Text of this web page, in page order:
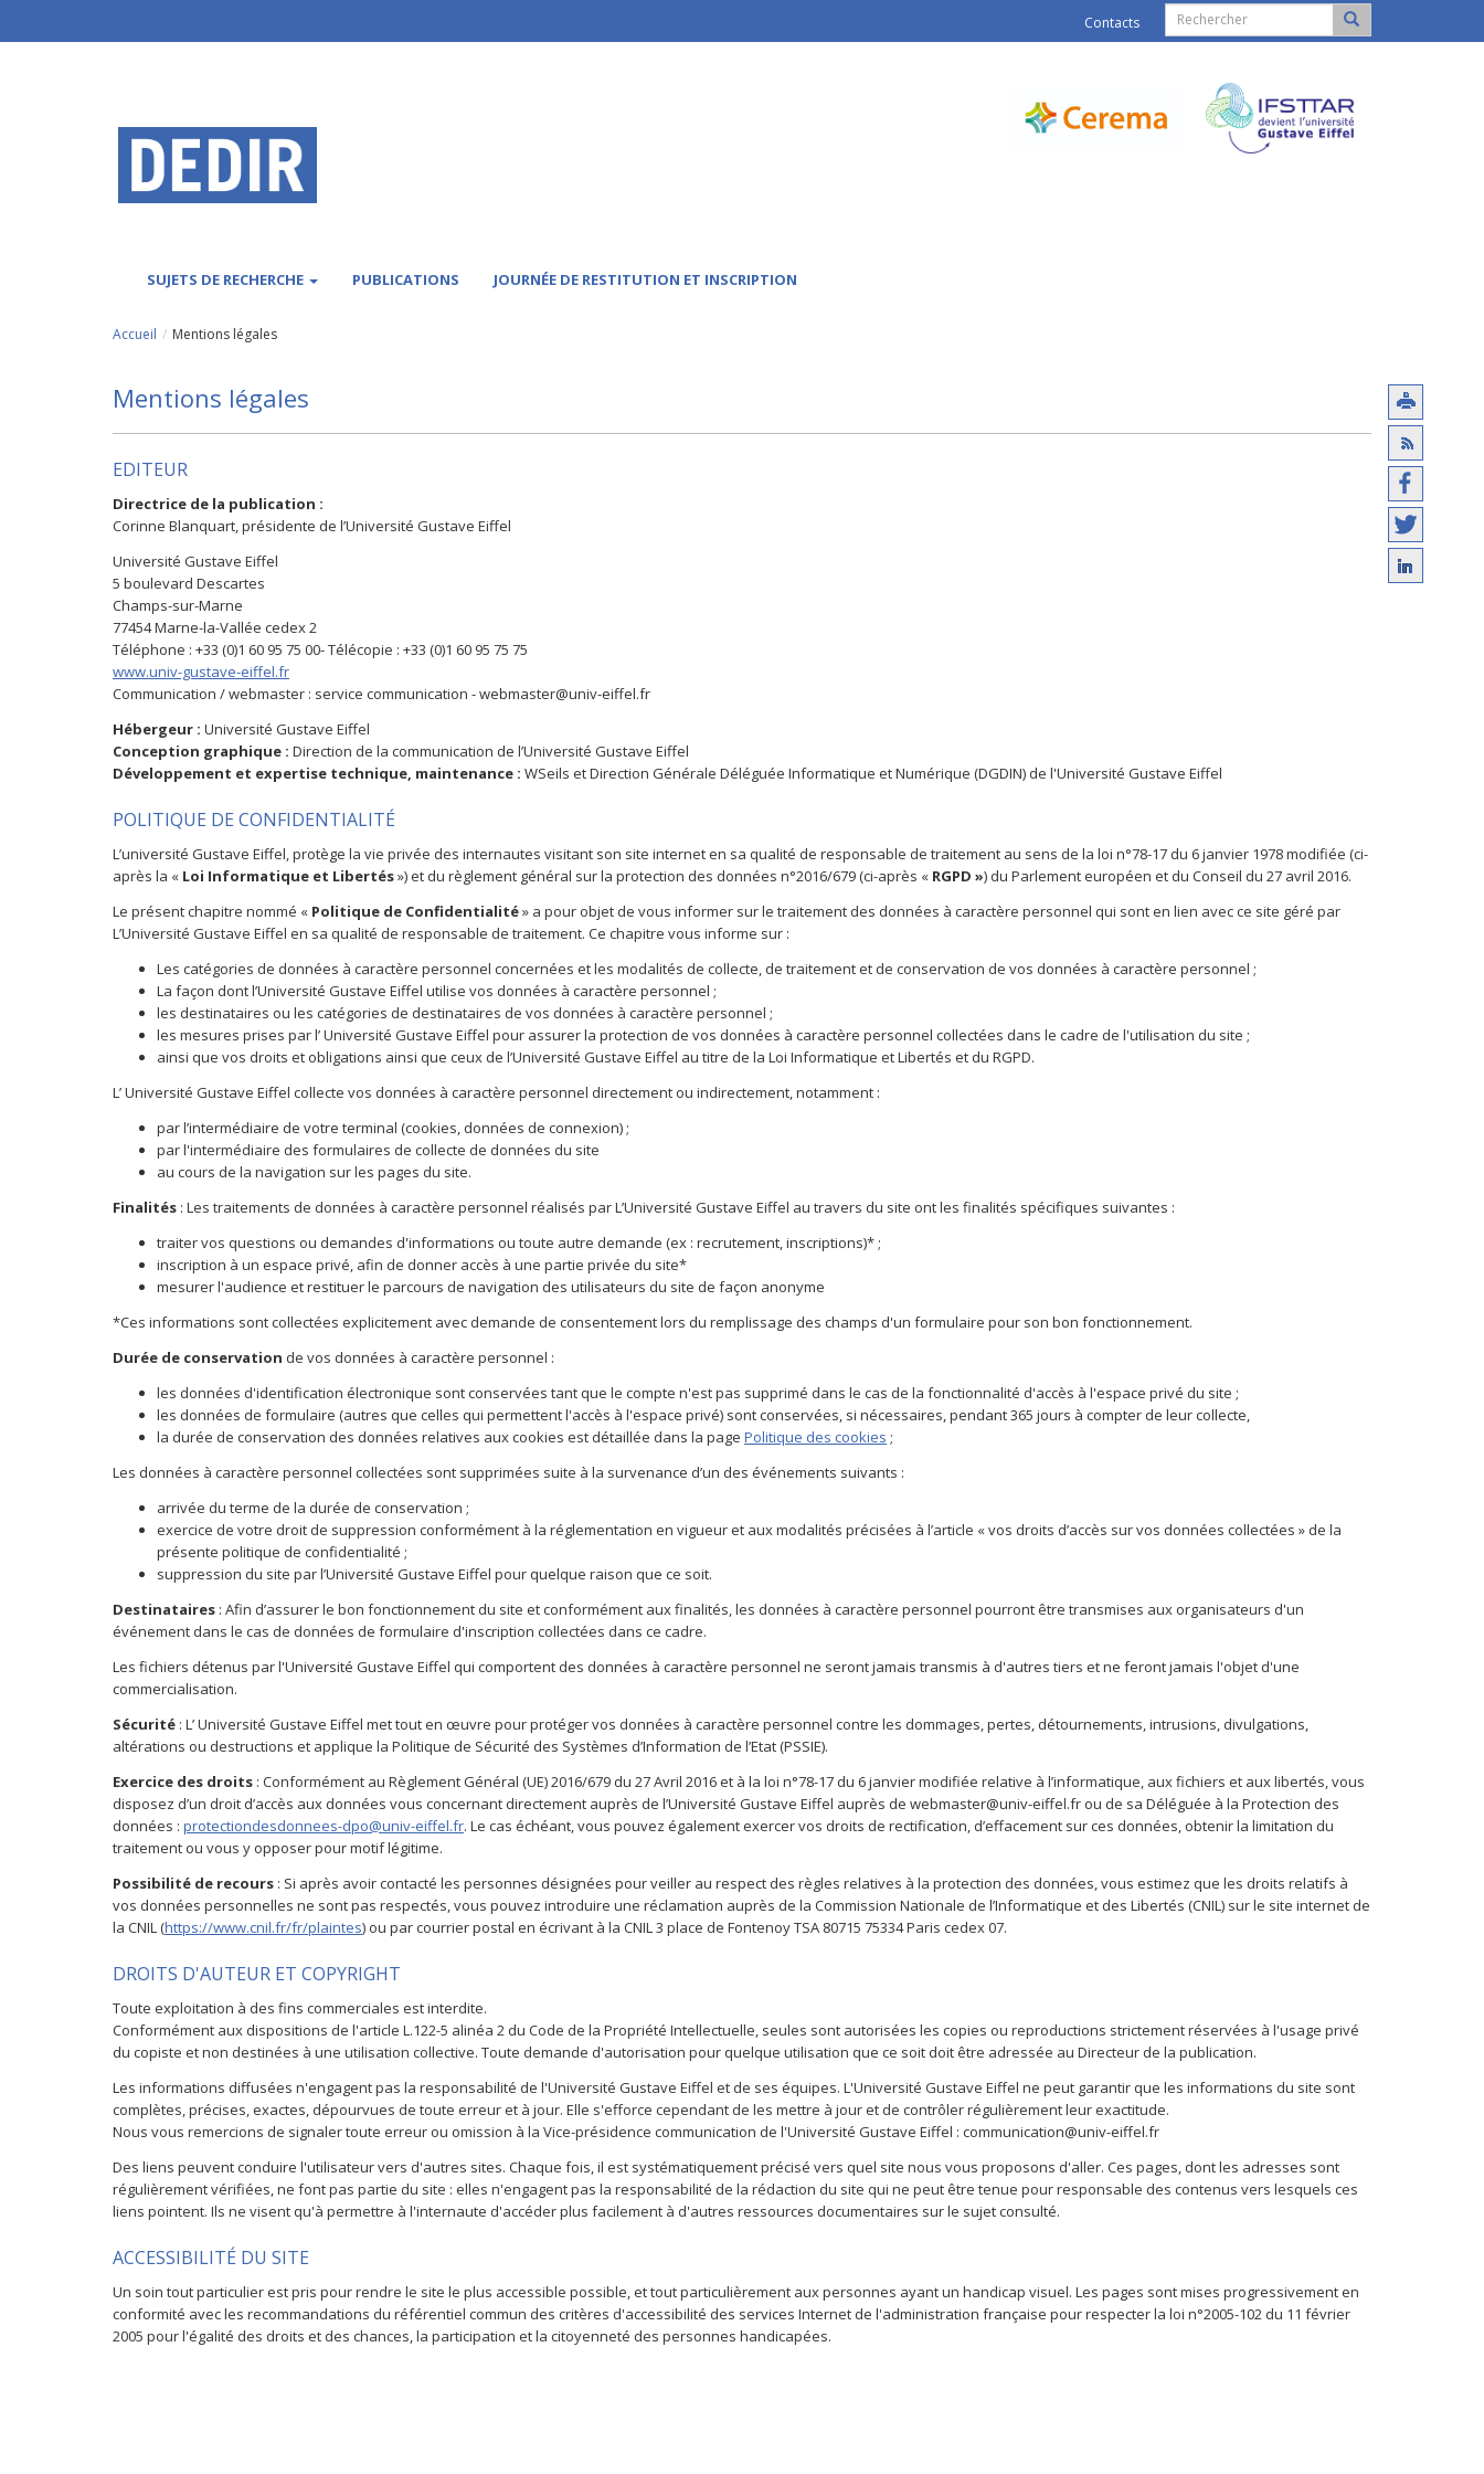
Contacts
SUJETS DE RECHERCHE PUBLICATIONS JOURNÉE DE RESTITUTION ET INSCRIPTION
Accueil Mentions légales
Mentions légales
EDITEUR
Directrice de la publication :
Corinne Blanquart, présidente de l’Université Gustave Eiffel
Université Gustave Eiffel
5 boulevard Descartes
Champs-sur-Marne
77454 Marne-la-Vallée cedex 2
Téléphone : +33 (0)1 60 95 75 00- Télécopie : +33 (0)1 60 95 75 75
www.univ-gustave-eiffel.fr
Communication / webmaster : service communication - webmaster@univ-eiffel.fr
Hébergeur : Université Gustave Eiffel
Conception graphique : Direction de la communication de l’Université Gustave Eiffel
Développement et expertise technique, maintenance : WSeils et Direction Générale Déléguée Informatique et Numérique (DGDIN) de l'Université Gustave Eiffel
POLITIQUE DE CONFIDENTIALITÉ
L’université Gustave Eiffel, protège la vie privée des internautes visitant son site internet en sa qualité de responsable de traitement au sens de la loi n°78-17 du 6 janvier 1978 modifiée (ci-
après la « Loi Informatique et Libertés») et du règlement général sur la protection des données n°2016/679 (ci-après « RGPD ») du Parlement européen et du Conseil du 27 avril 2016.
Le présent chapitre nommé « Politique de Confidentialité» a pour objet de vous informer sur le traitement des données à caractère personnel qui sont en lien avec ce site géré par
L’Université Gustave Eiffel en sa qualité de responsable de traitement. Ce chapitre vous informe sur :
Les catégories de données à caractère personnel concernées et les modalités de collecte, de traitement et de conservation de vos données à caractère personnel ;
La façon dont l’Université Gustave Eiffel utilise vos données à caractère personnel ;
les destinataires ou les catégories de destinataires de vos données à caractère personnel ;
les mesures prises par l’ Université Gustave Eiffel pour assurer la protection de vos données à caractère personnel collectées dans le cadre de l'utilisation du site ;
ainsi que vos droits et obligations ainsi que ceux de l’Université Gustave Eiffel au titre de la Loi Informatique et Libertés et du RGPD.
L’ Université Gustave Eiffel collecte vos données à caractère personnel directement ou indirectement, notamment :
par l’intermédiaire de votre terminal (cookies, données de connexion) ;
par l'intermédiaire des formulaires de collecte de données du site
au cours de la navigation sur les pages du site.
Finalités : Les traitements de données à caractère personnel réalisés par L’Université Gustave Eiffel au travers du site ont les finalités spécifiques suivantes :
traiter vos questions ou demandes d'informations ou toute autre demande (ex : recrutement, inscriptions)* ;
inscription à un espace privé, afin de donner accès à une partie privée du site*
mesurer l'audience et restituer le parcours de navigation des utilisateurs du site de façon anonyme
*Ces informations sont collectées explicitement avec demande de consentement lors du remplissage des champs d'un formulaire pour son bon fonctionnement.
Durée de conservation de vos données à caractère personnel :
les données d'identification électronique sont conservées tant que le compte n'est pas supprimé dans le cas de la fonctionnalité d'accès à l'espace privé du site ;
les données de formulaire (autres que celles qui permettent l'accès à l'espace privé) sont conservées, si nécessaires, pendant 365 jours à compter de leur collecte,
la durée de conservation des données relatives aux cookies est détaillée dans la page Politique des cookies ;
Les données à caractère personnel collectées sont supprimées suite à la survenance d’un des événements suivants :
arrivée du terme de la durée de conservation ;
exercice de votre droit de suppression conformément à la réglementation en vigueur et aux modalités précisées à l’article « vos droits d’accès sur vos données collectées » de la
présente politique de confidentialité ;
suppression du site par l’Université Gustave Eiffel pour quelque raison que ce soit.
Destinataires : Afin d’assurer le bon fonctionnement du site et conformément aux finalités, les données à caractère personnel pourront être transmises aux organisateurs d'un
événement dans le cas de données de formulaire d'inscription collectées dans ce cadre.
Les fichiers détenus par l'Université Gustave Eiffel qui comportent des données à caractère personnel ne seront jamais transmis à d'autres tiers et ne feront jamais l'objet d'une
commercialisation.
Sécurité : L’ Université Gustave Eiffel met tout en œuvre pour protéger vos données à caractère personnel contre les dommages, pertes, détournements, intrusions, divulgations,
altérations ou destructions et applique la Politique de Sécurité des Systèmes d’Information de l’Etat (PSSIE).
Exercice des droits : Conformément au Règlement Général (UE) 2016/679 du 27 Avril 2016 et à la loi n°78-17 du 6 janvier modifiée relative à l’informatique, aux fichiers et aux libertés, vous
disposez d’un droit d’accès aux données vous concernant directement auprès de l’Université Gustave Eiffel auprès de webmaster@univ-eiffel.fr ou de sa Déléguée à la Protection des
données : protectiondesdonnees-dpo@univ-eiffel.fr. Le cas échéant, vous pouvez également exercer vos droits de rectification, d’effacement sur ces données, obtenir la limitation du
traitement ou vous y opposer pour motif légitime.
Possibilité de recours : Si après avoir contacté les personnes désignées pour veiller au respect des règles relatives à la protection des données, vous estimez que les droits relatifs à
vos données personnelles ne sont pas respectés, vous pouvez introduire une réclamation auprès de la Commission Nationale de l’Informatique et des Libertés (CNIL) sur le site internet de
la CNIL (https://www.cnil.fr/fr/plaintes) ou par courrier postal en écrivant à la CNIL 3 place de Fontenoy TSA 80715 75334 Paris cedex 07.
DROITS D'AUTEUR ET COPYRIGHT
Toute exploitation à des fins commerciales est interdite.
Conformément aux dispositions de l'article L.122-5 alinéa 2 du Code de la Propriété Intellectuelle, seules sont autorisées les copies ou reproductions strictement réservées à l'usage privé
du copiste et non destinées à une utilisation collective. Toute demande d'autorisation pour quelque utilisation que ce soit doit être adressée au Directeur de la publication.
Les informations diffusées n'engagent pas la responsabilité de l'Université Gustave Eiffel et de ses équipes. L'Université Gustave Eiffel ne peut garantir que les informations du site sont
complètes, précises, exactes, dépourvues de toute erreur et à jour. Elle s'efforce cependant de les mettre à jour et de contrôler régulièrement leur exactitude.
Nous vous remercions de signaler toute erreur ou omission à la Vice-présidence communication de l'Université Gustave Eiffel : communication@univ-eiffel.fr
Des liens peuvent conduire l'utilisateur vers d'autres sites. Chaque fois, il est systématiquement précisé vers quel site nous vous proposons d'aller. Ces pages, dont les adresses sont
régulièrement vérifiées, ne font pas partie du site : elles n'engagent pas la responsabilité de la rédaction du site qui ne peut être tenue pour responsable des contenus vers lesquels ces
liens pointent. Ils ne visent qu'à permettre à l'internaute d'accéder plus facilement à d'autres ressources documentaires sur le sujet consulté.
ACCESSIBILITÉ DU SITE
Un soin tout particulier est pris pour rendre le site le plus accessible possible, et tout particulièrement aux personnes ayant un handicap visuel. Les pages sont mises progressivement en
conformité avec les recommandations du référentiel commun des critères d'accessibilité des services Internet de l'administration française pour respecter la loi n°2005-102 du 11 février
2005 pour l'égalité des droits et des chances, la participation et la citoyenneté des personnes handicapées.